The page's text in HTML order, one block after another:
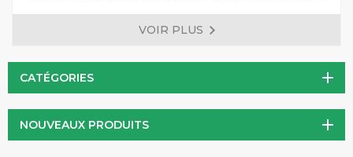
cuivre. La poudre de peptide de cuivre est une enzyme
importante dans la production de collagène et d'élastine et
VOIR PLUS
CATÉGORIES
NOUVEAUX PRODUITS